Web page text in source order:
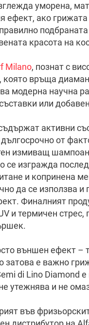
уморена,
ефект, ако
красота на
Milano, познат с
която връща
модерна научна
или
активни
от
измиващ
се изгражда
и копринена
да се използва
Финалният
и термичен
външен ефект –
затова е важно
di Lino Diamond
утежнява и не
във